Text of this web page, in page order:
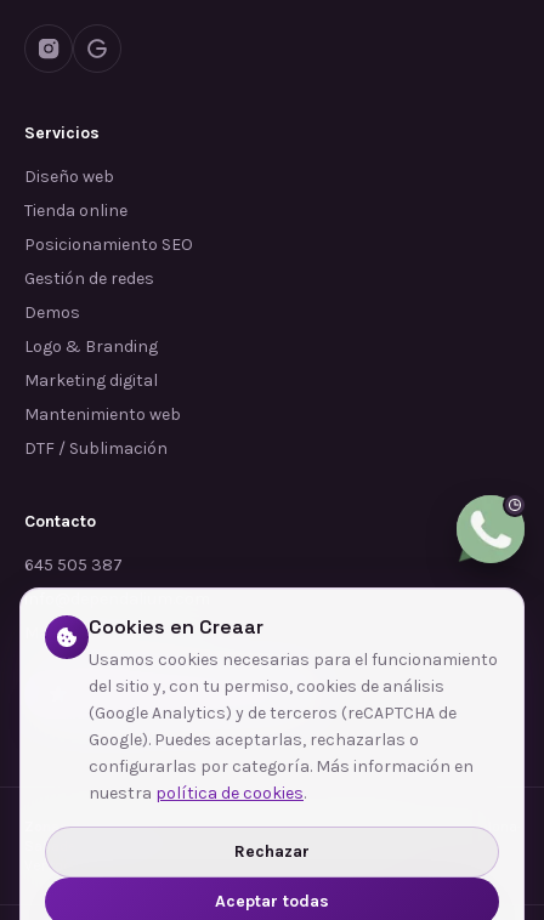
Servicios
Diseño web
Tienda online
Posicionamiento SEO
Gestión de redes
Demos
Logo & Branding
Marketing digital
Mantenimiento web
DTF / Sublimación
Contacto
645 505 387
info@dependalium.com
Mataró (Barcelona)
Déjanos tu reseña en Google
Zonas de cobertura·Barcelona·L'Hospitalet de Llobregat·Terrassa·Badalona
Sabadell
Santa Coloma de Gramenet
Ver todas las zonas →
Cookies en Creaar
Usamos cookies necesarias para el funcionamiento
del sitio y, con tu permiso, cookies de análisis
(Google Analytics) y de terceros (reCAPTCHA de
Google). Puedes aceptarlas, rechazarlas o
configurarlas por categoría. Más información en
nuestra política de cookies.
Rechazar
Aceptar todas